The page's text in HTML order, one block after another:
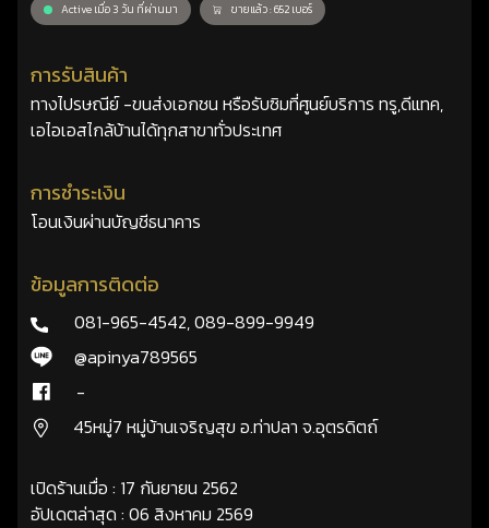
Active เมื่อ 3 วัน ที่ผ่านมา ขายแล้ว : 652 เบอร์
การรับสินค้า
ทางไปรษณีย์ -ขนส่งเอกชน หรือรับซิมที่ศูนย์บริการ ทรู,ดีแทค,
เอไอเอสไกล้บ้านได้ทุกสาขาทั่วประเทศ
การชำระเงิน
โอนเงินผ่านบัญชีธนาคาร
ข้อมูลการติดต่อ
081-965-4542,089-899-9949
@apinya789565
-
45หมู่7 หมู่บ้านเจริญสุข อ.ท่าปลา จ.อุตรดิตถ์
เปิดร้านเมื่อ : 17 กันยายน 2562
อัปเดตล่าสุด : 06 สิงหาคม 2569